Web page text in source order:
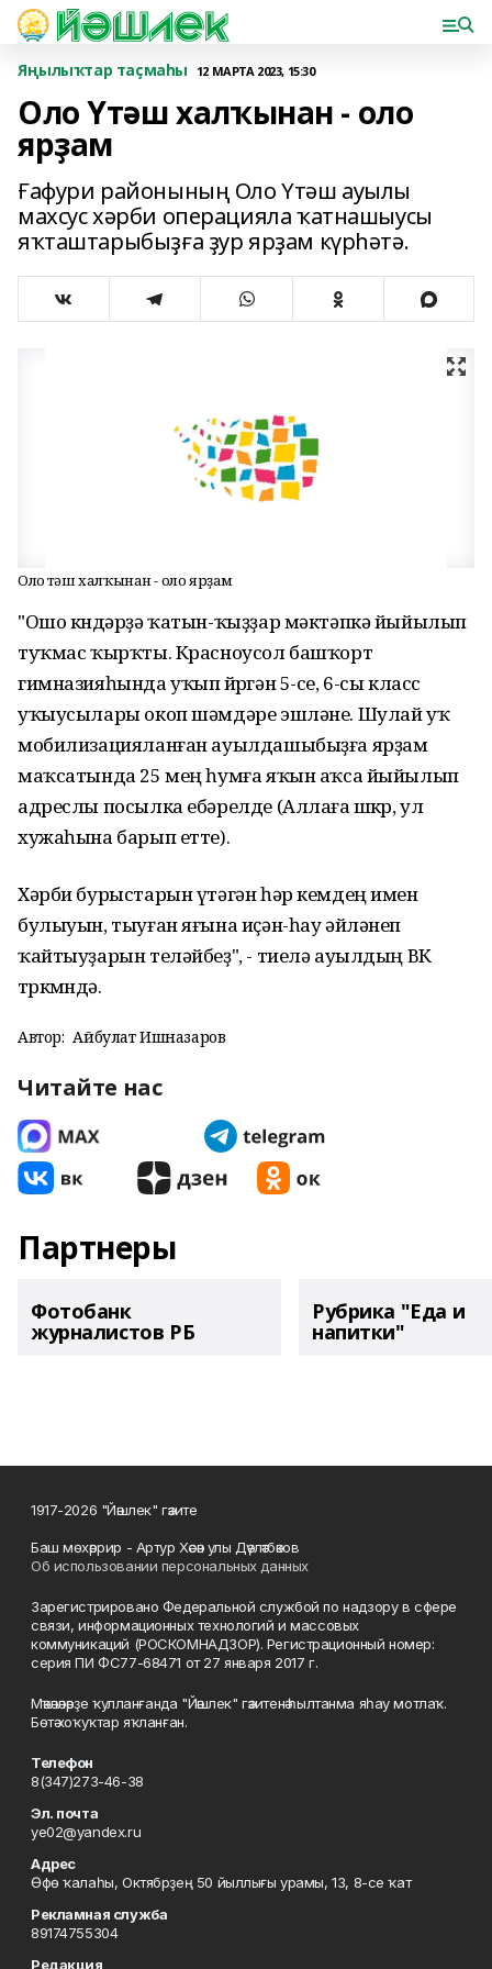
Яңылыҡтар таҫмаһы 12 МАРТА 2023, 15:30
Оло Үтәш халҡынан - оло
ярҙам
Ғафури районының Оло Үтәш ауылы
махсус хәрби операцияла ҡатнашыусы
яҡташтарыбыҙға ҙур ярҙам күрһәтә.
Оло Үтәш халҡынан - оло ярҙам
"Ошо көндәрҙә ҡатын-ҡыҙҙар мәктәпкә йыйылып
туҡмас ҡырҡты. Красноусол башҡорт
гимназияһында уҡып йөрөгән 5-се, 6-сы класс
уҡыусылары окоп шәмдәре эшләне. Шулай уҡ
мобилизацияланған ауылдашыбыҙға ярҙам
маҡсатында 25 мең һумға яҡын аҡса йыйылып
адреслы посылка ебәрелде (Аллаға шөкөр, ул
хужаһына барып етте).
Хәрби бурыстарын үтәгән һәр кемдең имен
булыуын, тыуған яғына иҫән-һау әйләнеп
ҡайтыуҙарын теләйбеҙ", - тиелә ауылдың ВК
төркөмөндә.
Автор: Айбулат Ишназаров
Читайте нас
Партнеры
Фотобанк
журналистов РБ
Рубрика "Еда и
напитки"
1917-2026 "Йәшлек" гәзите
Баш мөхәррир - Артур Хәсән улы Дәүләтбәков
Об использовании персональных данных
Зарегистрировано Федеральной службой по надзору в сфере
связи, информационных технологий и массовых
коммуникаций (РОСКОМНАДЗОР). Регистрационный номер:
серия ПИ ФС77-68471 от 27 января 2017 г.
Мәҡәләләрҙе ҡулланғанда "Йәшлек" гәзитенә һылтанма яһау мотлаҡ.
Бөтә хоҡуҡтар яҡланған.
Телефон
8(347)273-46-38
Эл. почта
ye02@yandex.ru
Адрес
Өфө ҡалаһы, Октябрҙең 50 йыллығы урамы, 13, 8-се ҡат
Рекламная служба
89174755304
Редакция